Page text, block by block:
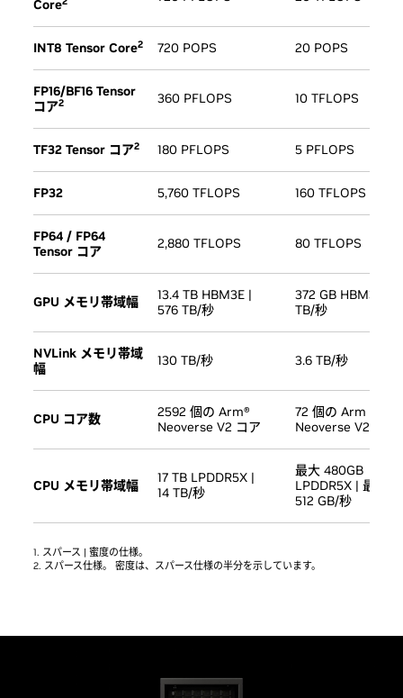
Core
INT8 Tensor Core2 720 POPS 20 POPS
FP16/BF16 Tensor
コア2 360 PFLOPS 10 TFLOPS
TF32 Tensor コア2 180 PFLOPS 5 PFLOPS
FP32 5,760 TFLOPS 160 TFLOPS
FP64 / FP64
Tensor コア
2,880 TFLOPS 80 TFLOPS
GPU メモリ帯域幅
13.4 TB HBM3E |
576 TB/秒
372 GB HBM3E |
TB/秒
NVLink メモリ帯域
幅
130 TB/秒 3.6 TB/秒
CPU コア数
2592 個の Arm®
Neoverse V2 コア
72 個の Arm
Neoverse V2 コア
CPU メモリ帯域幅
17 TB LPDDR5X |
14 TB/秒
最大 480GB
LPDDR5X | 最高
512 GB/秒
1. スパース | 蜜度の仕様。
2. スパース仕様。 密度は、スパース仕様の半分を示しています。